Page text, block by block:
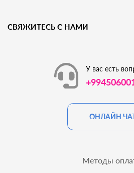
СВЯЖИТЕСЬ С НАМИ
У вас есть
ОНЛАЙН
Методы